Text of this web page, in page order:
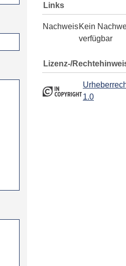
Links
NachweisKein
verfügbar
Lizenz-/
1.0